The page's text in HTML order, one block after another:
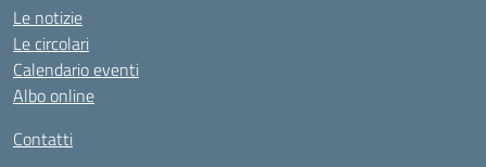
Le notizie
Le circolari
Calendario eventi
Albo online
Contatti